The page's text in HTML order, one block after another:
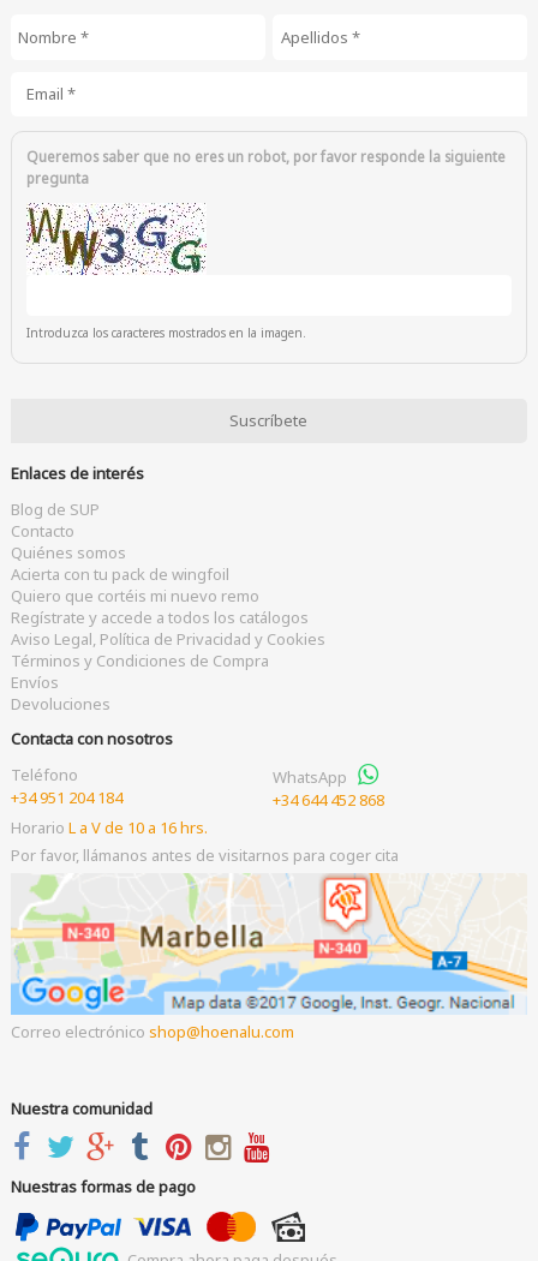
Queremos saber que no eres un robot, por favor responde la siguiente
pregunta
Introduzca los caracteres mostrados en la imagen.
Enlaces de interés
Blog de SUP
Contacto
Quiénes somos
Acierta con tu pack de wingfoil
Quiero que cortéis mi nuevo remo
Regístrate y accede a todos los catálogos
Aviso Legal, Política de Privacidad y Cookies
Términos y Condiciones de Compra
Envíos
Devoluciones
Contacta con nosotros
Teléfono
+34 951 204 184
WhatsApp
+34 644 452 868
Horario L a V de 10 a 16 hrs.
Por favor, llámanos antes de visitarnos para coger cita
Correo electrónico shop hoenalu.com
Nuestra comunidad
Nuestras formas de pago